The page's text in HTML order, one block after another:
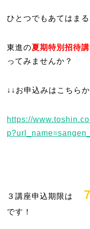
ひとつでもあてはまる
東進の夏期特別招待
ってみませんか？
↓↓お申込みはこちら
https://
３講座申込期限は
です！